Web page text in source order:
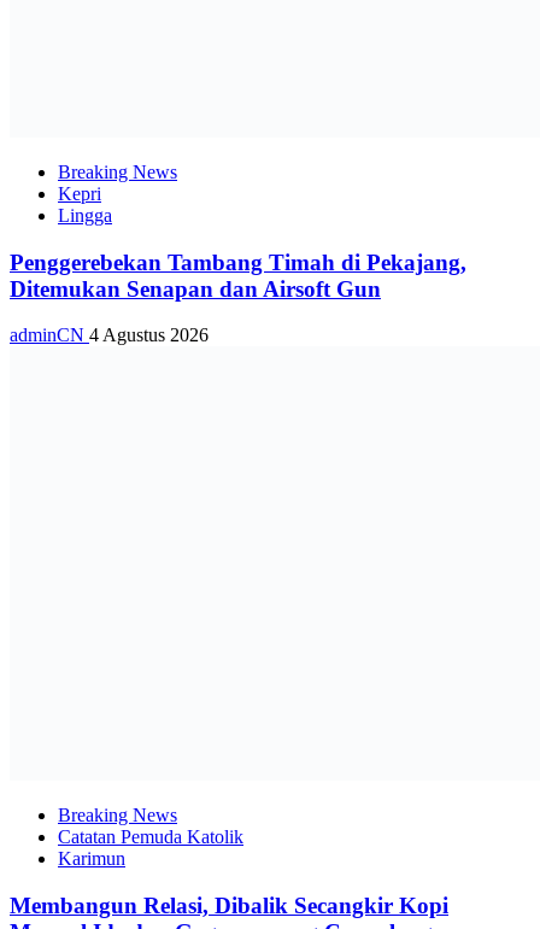
Breaking News
Kepri
Lingga
Penggerebekan Tambang Timah di Pekajang,
Ditemukan Senapan dan Airsoft Gun
adminCN 4 Agustus 2026
Breaking News
Catatan Pemuda Katolik
Karimun
Membangun Relasi, Dibalik Secangkir Kopi